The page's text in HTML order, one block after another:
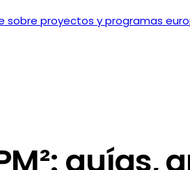
sobre proyectos y programas